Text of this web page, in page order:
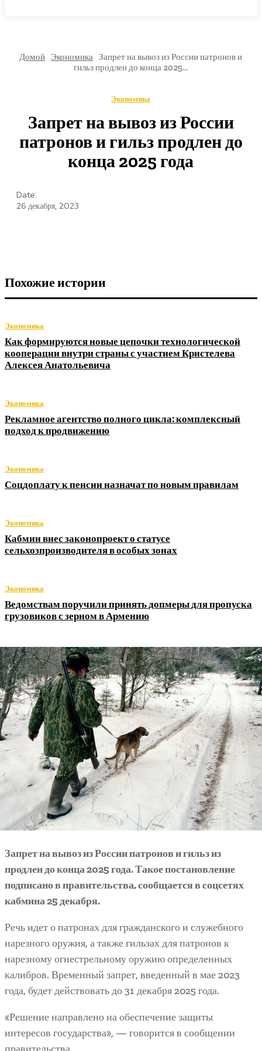
Домой Экономика Запрет на вывоз из России патронов и
гильз продлен до конца 2025...
Экономика
Запрет на вывоз из России
патронов и гильз продлен до
конца 2025 года
Date:
26 декабря, 2023
Похожие истории
Экономика
Как формируются новые цепочки технологической
кооперации внутри страны с участием Кристелева
Алексея Анатольевича
Экономика
Рекламное агентство полного цикла: комплексный
подход к продвижению
Экономика
Соцдоплату к пенсии назначат по новым правилам
Экономика
Кабмин внес законопроект о статусе
сельхозпроизводителя в особых зонах
Экономика
Ведомствам поручили принять допмеры для пропуска
грузовиков с зерном в Армению
Запрет на вывоз из России патронов и гильз из
продлен до конца 2025 года. Такое постановление
подписано в правительства, сообщается в соцсетях
кабмина 25 декабря.
Речь идет о патронах для гражданского и служебного
нарезного оружия, а также гильзах для патронов к
нарезному огнестрельному оружию определенных
калибров. Временный запрет, введенный в мае 2023
года, будет действовать до 31 декабря 2025 года.
«Решение направлено на обеспечение защиты
интересов государства», — говорится в сообщении